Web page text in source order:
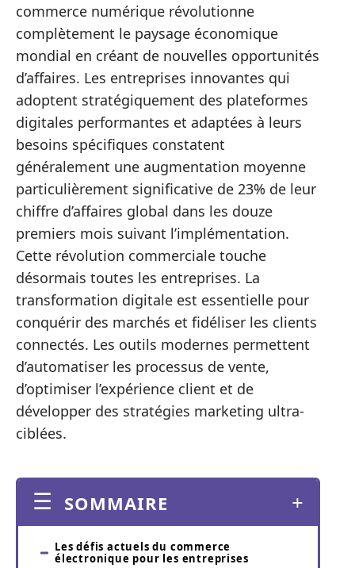
commerce numérique révolutionne
complètement le paysage économique
mondial en créant de nouvelles opportunités
d’affaires. Les entreprises innovantes qui
adoptent stratégiquement des plateformes
digitales performantes et adaptées à leurs
besoins spécifiques constatent
généralement une augmentation moyenne
particulièrement significative de 23% de leur
chiffre d’affaires global dans les douze
premiers mois suivant l’implémentation.
Cette révolution commerciale touche
désormais toutes les entreprises. La
transformation digitale est essentielle pour
conquérir des marchés et fidéliser les clients
connectés. Les outils modernes permettent
d’automatiser les processus de vente,
d’optimiser l’expérience client et de
développer des stratégies marketing ultra-
ciblées.
SOMMAIRE
Les défis actuels du commerce
électronique pour les entreprises